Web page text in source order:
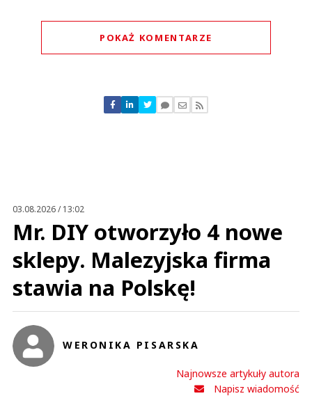
POKAŻ KOMENTARZE
Nie znaleziono komentarzy
Zostaw swoje komentarze
03.08.2026 / 13:02
Mr. DIY otworzyło 4 nowe
sklepy. Malezyjska firma
stawia na Polskę!
WERONIKA PISARSKA
Najnowsze artykuły autora
Napisz wiadomość